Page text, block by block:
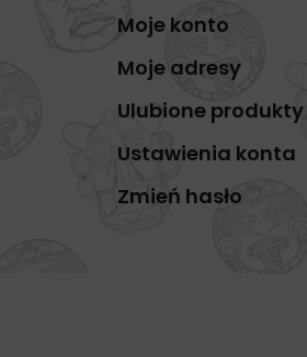
Moje konto
Moje adresy
Ulubione produkty
Ustawienia konta
Zmień hasło